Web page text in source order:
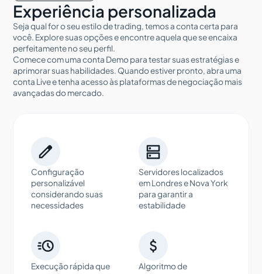
Experiência personalizada
Seja qual for o seu estilo de trading, temos a conta certa para
você. Explore suas opções e encontre aquela que se encaixa
perfeitamente no seu perfil.
Comece com uma conta Demo para testar suas estratégias e
aprimorar suas habilidades. Quando estiver pronto, abra uma
conta Live e tenha acesso às plataformas de negociação mais
avançadas do mercado.

Configuração
personalizável
considerando suas
necessidades

Servidores localizados
em Londres e Nova York
para garantir a
estabilidade

Execução rápida que

Algoritmo de